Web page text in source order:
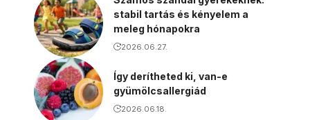
stabil tartás és kényelem a
meleg hónapokra
2026.06.27.
Így derítheted ki, van-e
gyümölcsallergiád
2026.06.18.